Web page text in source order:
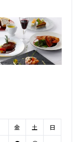
金 土
日